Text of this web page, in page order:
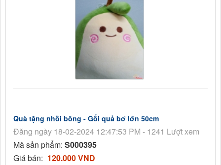
Quà tặng nhồi bông - Gối quả bơ lớn 50cm
Đăng ngày 18-02-2024 12:47:53 PM - 1241 Lượt xem
Mã sản phẩm: S000395
Giá bán: 120.000 VND